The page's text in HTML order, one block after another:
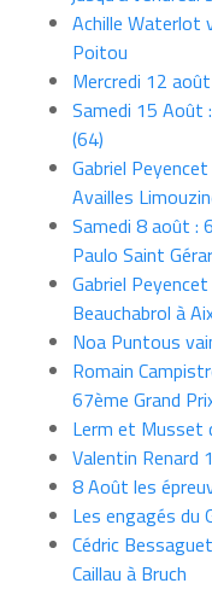
Achille Waterlot
Poitou
Mercredi 12
Samedi 15 Août
(64)
Gabriel
Availles
Samedi 8 août :
Paulo Saint
Gabriel
Beauchabrol à
Noa Puntous
Romain
67ème Grand
Lerm et Musset
Valentin Renard
8 Août les
Les engagés du
Cédric
Caillau à Bruch